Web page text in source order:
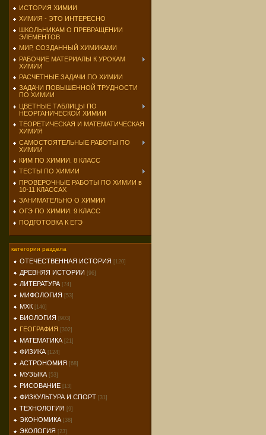
ИСТОРИЯ ХИМИИ
ХИМИЯ - ЭТО ИНТЕРЕСНО
ШКОЛЬНИКАМ О ПРЕВРАЩЕНИИ
ЭЛЕМЕНТОВ
МИР, СОЗДАННЫЙ ХИМИКАМИ
РАБОЧИЕ МАТЕРИАЛЫ К УРОКАМ
ХИМИИ
РАСЧЕТНЫЕ ЗАДАЧИ ПО ХИМИИ
ЗАДАЧИ ПОВЫШЕННОЙ ТРУДНОСТИ
ПО ХИМИИ
ЦВЕТНЫЕ ТАБЛИЦЫ ПО
НЕОРГАНИЧЕСКОЙ ХИМИИ
ТЕОРЕТИЧЕСКАЯ И МАТЕМАТИЧЕСКАЯ
ХИМИЯ
САМОСТОЯТЕЛЬНЫЕ РАБОТЫ ПО
ХИМИИ
КИМ ПО ХИМИИ. 8 КЛАСС
ТЕСТЫ ПО ХИМИИ
ПРОВЕРОЧНЫЕ РАБОТЫ ПО ХИМИИ в
10-11 КЛАССАХ
ЗАНИМАТЕЛЬНО О ХИМИИ
ОГЭ ПО ХИМИИ. 9 КЛАСС
ПОДГОТОВКА К ЕГЭ
категории раздела
ОТЕЧЕСТВЕННАЯ ИСТОРИЯ [120]
ДРЕВНЯЯ ИСТОРИИ [96]
ЛИТЕРАТУРА [74]
МИФОЛОГИЯ [53]
МХК [140]
БИОЛОГИЯ [903]
ГЕОГРАФИЯ [302]
МАТЕМАТИКА [21]
ФИЗИКА [124]
АСТРОНОМИЯ [68]
МУЗЫКА [53]
РИСОВАНИЕ [13]
ФИЗКУЛЬТУРА И СПОРТ [31]
ТЕХНОЛОГИЯ [9]
ЭКОНОМИКА [38]
ЭКОЛОГИЯ [23]